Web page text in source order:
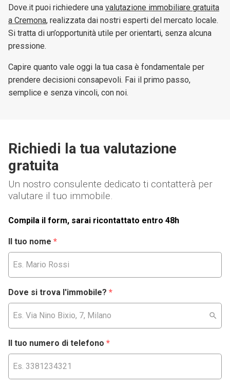
Dove.it puoi richiedere una valutazione immobiliare gratuita
a Cremona, realizzata dai nostri esperti del mercato locale.
Si tratta di un’opportunità utile per orientarti, senza alcuna
pressione.
Capire quanto vale oggi la tua casa è fondamentale per
prendere decisioni consapevoli. Fai il primo passo,
semplice e senza vincoli, con noi.
Richiedi la tua valutazione
gratuita
Un nostro consulente dedicato ti contatterà per
valutare il tuo immobile.
Compila il form, sarai ricontattato entro 48h
Il tuo nome *
Dove si trova l'immobile? *
Il tuo numero di telefono *